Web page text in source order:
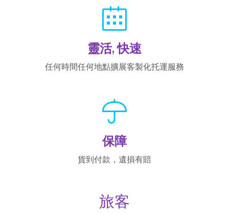
靈活, 快速
任何時間任何地點擴展客製化托運服務
保障
貨到付款，遺損有賠
旅客